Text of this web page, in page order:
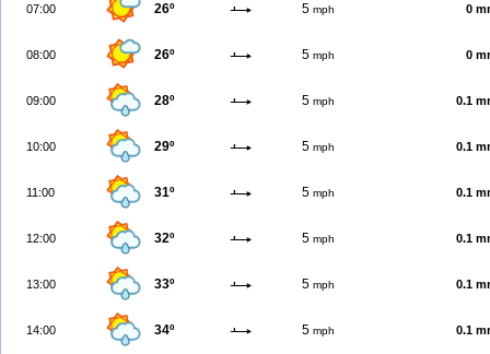
07:00 26º 5 mph 0
08:00 26º 5 mph 0
09:00 28º 5 mph 0.1
10:00 29º 5 mph 0.1
11:00 31º 5 mph 0.1
12:00 32º 5 mph 0.1
13:00 33º 5 mph 0.1
14:00 34º 5 mph 0.1